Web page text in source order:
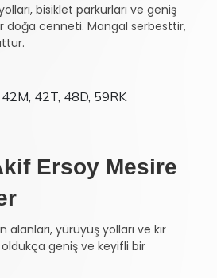
bisiklet parkurları ve geniş
doğa cenneti. Mangal serbesttir,
42T, 48D, 59RK
Ersoy Mesire
yürüyüş yolları ve kır
oldukça geniş ve keyifli bir